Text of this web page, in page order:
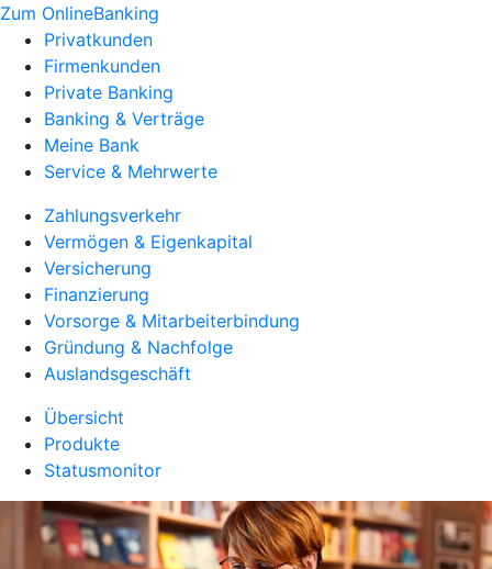
Zum OnlineBanking
Privatkunden
Firmenkunden
Private Banking
Banking & Verträge
Meine Bank
Service & Mehrwerte
Zahlungsverkehr
Vermögen & Eigenkapital
Versicherung
Finanzierung
Vorsorge & Mitarbeiterbindung
Gründung & Nachfolge
Auslandsgeschäft
Übersicht
Produkte
Statusmonitor